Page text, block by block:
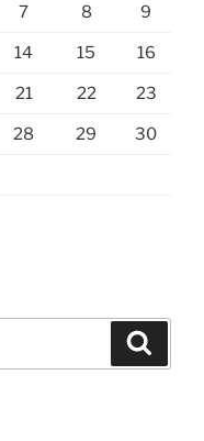
7 8 9
14 15 16
21 22 23
28 29 30